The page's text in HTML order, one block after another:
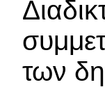
των